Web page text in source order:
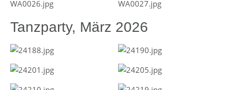
Tanzparty, März 2026